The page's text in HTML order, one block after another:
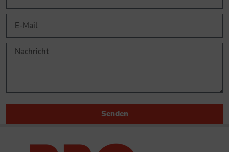
Senden